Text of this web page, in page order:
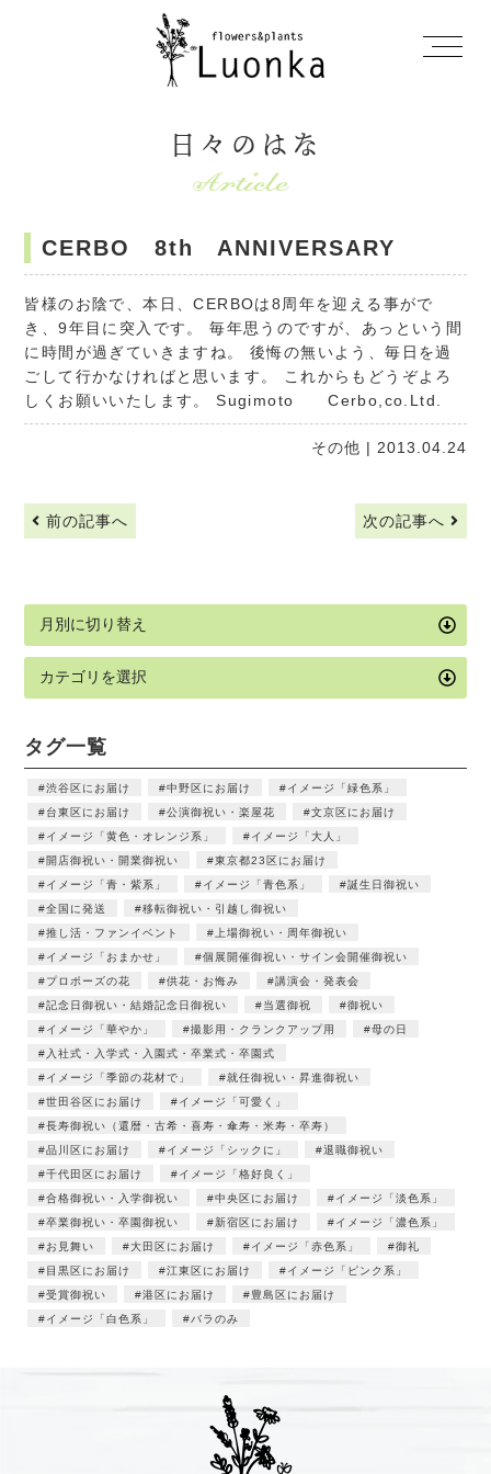
日々のはな
CERBO 8th ANNIVERSARY
皆様のお陰で、本日、CERBOは8周年を迎える事がで
き、9年目に突入です。 毎年思うのですが、あっという間
に時間が過ぎていきますね。 後悔の無いよう、毎日を過
ごして行かなければと思います。 これからもどうぞよろ
しくお願いいたします。 Sugimoto Cerbo,co.Ltd.
その他 | 2013.04.24
前の記事へ 次の記事へ
タグ一覧
渋谷区にお届け 中野区にお届け
イメージ「緑色系」
台東区にお届け
公演御祝い・楽屋花
文京区にお届け
イメージ「黄色・オレンジ系」
イメージ「大人」
開店御祝い・開業御祝い
東京都23区にお届け
イメージ「青・紫系」
イメージ「青色系」
誕生日御祝い
全国に発送
移転御祝い・引越し御祝い
推し活・ファンイベント
上場御祝い・周年御祝い
イメージ「おまかせ」
個展開催御祝い・サイン会開催御祝い
プロポーズの花
供花・お悔み
講演会・発表会
記念日御祝い・結婚記念日御祝い
当選御祝
御祝い
イメージ「華やか」
撮影用・クランクアップ用
母の日
入社式・入学式・入園式・卒業式・卒園式
イメージ「季節の花材で」
就任御祝い・昇進御祝い
世田谷区にお届け
イメージ「可愛く」
長寿御祝い（還暦・古希・喜寿・傘寿・米寿・卒寿）
品川区にお届け
イメージ「シックに」
退職御祝い
千代田区にお届け
イメージ「格好良く」
合格御祝い・入学御祝い
中央区にお届け
イメージ「淡色系」
卒業御祝い・卒園御祝い
新宿区にお届け
イメージ「濃色系」
お見舞い
大田区にお届け イメージ「赤色系」
御礼
目黒区にお届け
江東区にお届け
イメージ「ピンク系」
受賞御祝い
港区にお届け
豊島区にお届け
イメージ「白色系」
バラのみ